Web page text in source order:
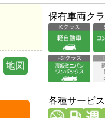
地図
保有車両ク
各種サービス